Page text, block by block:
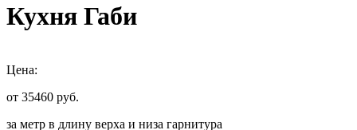
Кухня Габи
Цена:
от 35460 руб.
за метр в длину верха и низа гарнитура